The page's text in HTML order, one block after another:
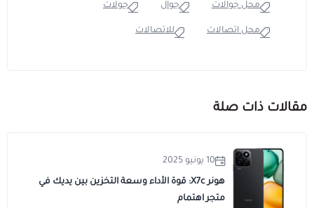
محل جوالات جوال جولات
محل اتصالات للاتصالات
مقالات ذات صلة
10 يونيو 2025
هونر X7c: قوة الأداء وسعة التخزين بين يديك في
متجر اهتمام